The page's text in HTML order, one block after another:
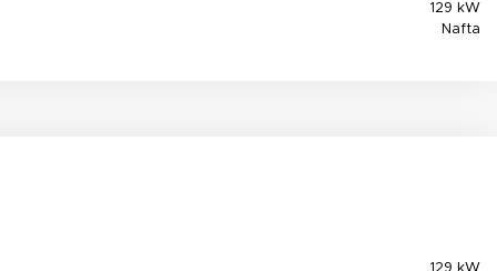
129 kW
Nafta
129 kW